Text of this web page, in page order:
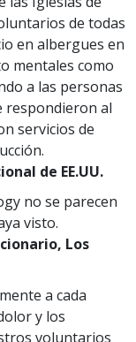
de todas
en albergues en
mentales como
a las personas
respondieron al
servicios de
de EE.UU.
no se parecen
visto.
Los
a cada
y los
voluntarios